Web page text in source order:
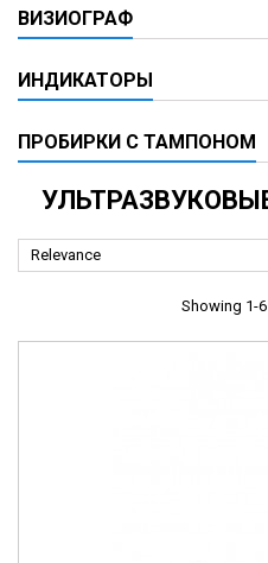
ВИЗИОГРАФ
ИНДИКАТОРЫ
ПРОБИРКИ С ТАМПОНОМ
Relevance
Showing 1-